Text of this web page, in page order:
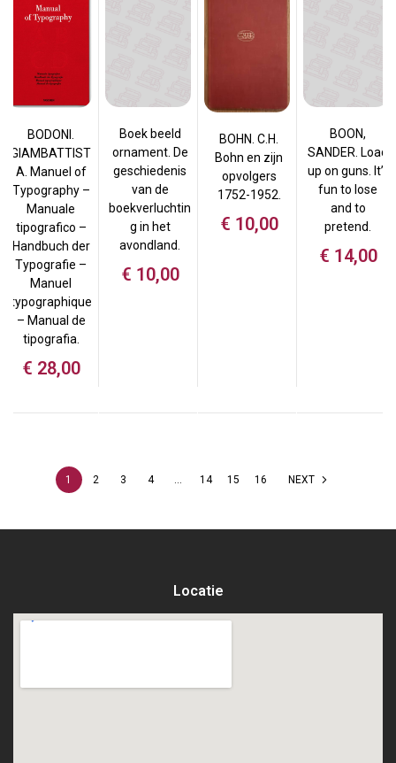
BODONI.
GIAMBATTIST
A. Manuel of
Typography –
Manuale
tipografico –
Handbuch der
Typografie –
Manuel
typographique
– Manual de
tipografia.
€ 28,00
Boek beeld
ornament. De
geschiedenis
van de
boekverluchtin
g in het
avondland.
€ 10,00
BOHN. C.H.
Bohn en zijn
opvolgers
1752-1952.
€ 10,00
BOON,
SANDER. Load
up on guns. It’s
fun to lose
and to
pretend.
€ 14,00
1 2 3 4 … 14 15 16 NEXT
Locatie